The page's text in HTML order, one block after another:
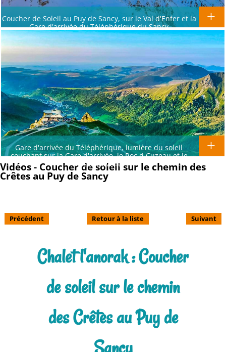
Coucher de Soleil au Puy de Sancy, sur le Val d'Enfer et la
Gare d'arrivée du Téléphérique du Sancy
Gare d'arrivée du Téléphérique, lumière du soleil
couchant sur la Gare d'arrivée, le Roc d Cuzeau et le
Massif Adventif
Vidéos - Coucher de soleil sur le chemin des
Crêtes au Puy de Sancy
Précédent Retour à la liste Suivant
Chalet l'anorak : Coucher
de soleil sur le chemin
des Crêtes au Puy de